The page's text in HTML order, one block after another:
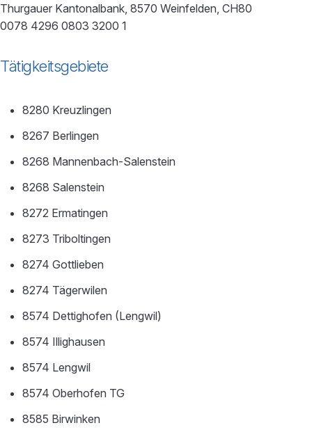
Thurgauer Kantonalbank, 8570 Weinfelden, CH80
0078 4296 0803 3200 1
Tätigkeitsgebiete
8280 Kreuzlingen
8267 Berlingen
8268 Mannenbach-Salenstein
8268 Salenstein
8272 Ermatingen
8273 Triboltingen
8274 Gottlieben
8274 Tägerwilen
8574 Dettighofen (Lengwil)
8574 Illighausen
8574 Lengwil
8574 Oberhofen TG
8585 Birwinken